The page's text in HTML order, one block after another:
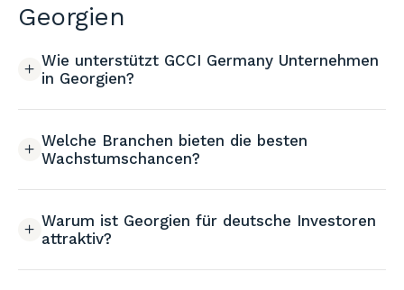
Georgien
Wie unterstützt GCCI Germany Unternehmen
in Georgien?
Welche Branchen bieten die besten
Wachstumschancen?
Warum ist Georgien für deutsche Investoren
attraktiv?